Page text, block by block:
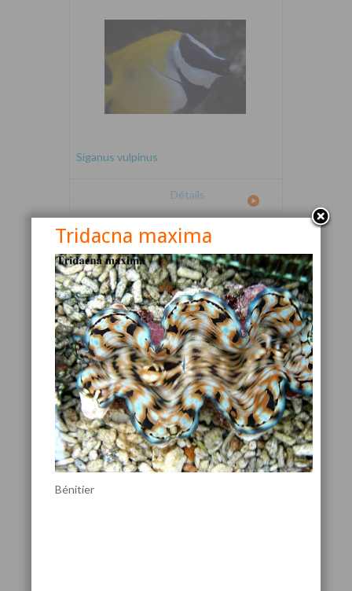
Siganus vulpinus
Détails
Canthigaster valentini
Détails
Tridacna maxima
Bénitier